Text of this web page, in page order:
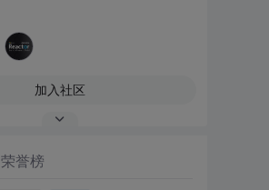
加入社区
荣誉榜